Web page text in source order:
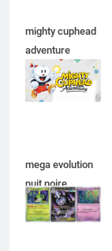
mighty cuphead
adventure
nintendo switch
mega evolution
nuit noire